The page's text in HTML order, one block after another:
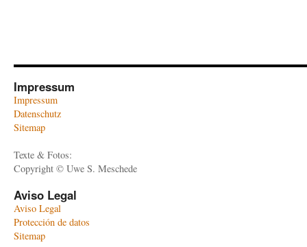
Impressum
Impressum
Datenschutz
Sitemap
Texte & Fotos:
Copyright © Uwe S. Meschede
Aviso Legal
Aviso Legal
Protección de datos
Sitemap